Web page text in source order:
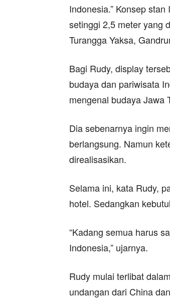
Indonesia.” Konsep
setinggi 2,5 meter yang
Turangga Yaksa,
Bagi Rudy, display
budaya dan pariwisata
mengenal budaya Jawa
Dia sebenarnya ingin
berlangsung. Namun
direalisasikan.
Selama ini, kata Rudy,
hotel. Sedangkan
“Kadang semua harus
Indonesia,” ujarnya.
Rudy mulai terlibat
undangan dari China